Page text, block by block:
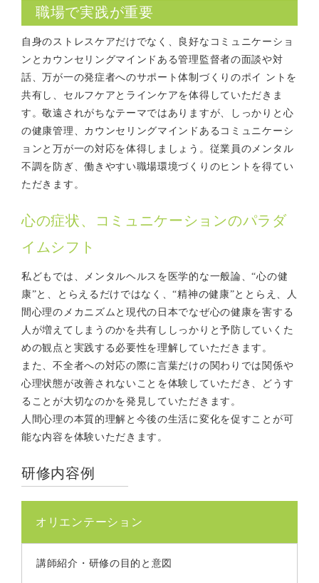
職場で実践が重要
自身のストレスケアだけでなく、良好なコミュニケーショ
ンとカウンセリングマインドある管理監督者の面談や対
話、万が一の発症者へのサポート体制づくりのポイ ントを
共有し、セルフケアとラインケアを体得していただきま
す。敬遠されがちなテーマではありますが、しっかりと心
の健康管理、カウンセリングマインドあるコミュニケーシ
ョンと万が一の対応を体得しましょう。従業員のメンタル
不調を防ぎ、働きやすい職場環境づくりのヒントを得てい
ただきます。
心の症状、コミュニケーションのパラダ
イムシフト
私どもでは、メンタルヘルスを医学的な一般論、“心の健
康”と、とらえるだけではなく、“精神の健康”ととらえ、人
間心理のメカニズムと現代の日本でなぜ心の健康を害する
人が増えてしまうのかを共有ししっかりと予防していくた
めの観点と実践する必要性を理解していただきます。
また、不全者への対応の際に言葉だけの関わりでは関係や
心理状態が改善されないことを体験していただき、どうす
ることが大切なのかを発見していただきます。
人間心理の本質的理解と今後の生活に変化を促すことが可
能な内容を体験いただきます。
研修内容例
オリエンテーション
講師紹介・研修の目的と意図